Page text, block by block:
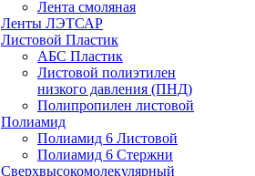
Лента смоляная
Ленты ЛЭТСАР
Листовой Пластик
АБС Пластик
Листовой полиэтилен
низкого давления (ПНД)
Полипропилен листовой
Полиамид
Полиамид 6 Листовой
Полиамид 6 Стержни
Сверхвысокомолекулярный